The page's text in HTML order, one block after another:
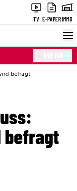
TV E-PAPERIMMO
befragt
befragt